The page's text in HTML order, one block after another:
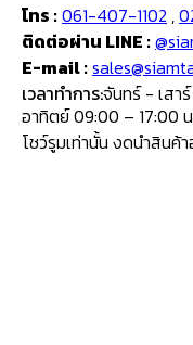
โทร :061-407-1102 ,
ติดต่อผ่าน LINE :
E-mail :
เวลาทำการ:จันทร์ - เสา
อาทิตย์ 09:00 – 17:00
โชว์รูมเท่านั้น งดนำสินค้